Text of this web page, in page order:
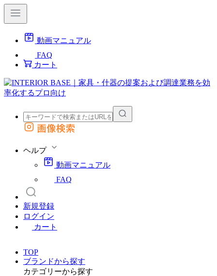
動画マニュアル
FAQ
カート
外部サイトの商品をカートに追加
画像検索
ヘルプ
動画マニュアル
FAQ
新規登録
ログイン
カート
TOP
ブランドから探す
カテゴリーから探す